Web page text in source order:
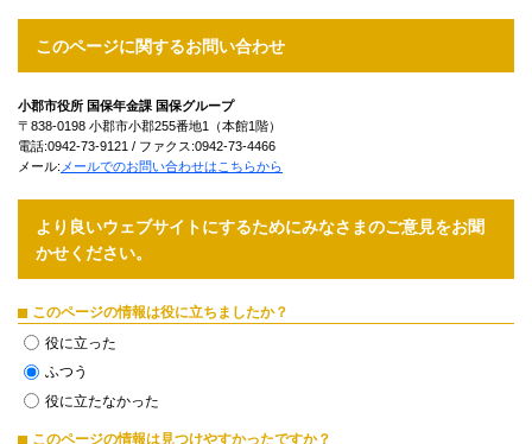
このページに関するお問い合わせ
小郡市役所 国保年金課 国保グループ
〒838-0198 小郡市小郡255番地1（本館1階）
電話:0942-73-9121 / ファクス:0942-73-4466
メール: メールでのお問い合わせはこちらから
より良いウェブサイトにするためにみなさまのご意見をお聞
かせください。
このページの情報は役に立ちましたか？
役に立った
ふつう
役に立たなかった
このページの情報は見つけやすかったですか？